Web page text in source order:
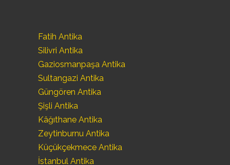
Fatih Antika
Silivri Antika
Gaziosmanpaşa Antika
Sultangazi Antika
Güngören Antika
Şişli Antika
Kâğıthane Antika
Zeytinburnu Antika
Küçükçekmece Antika
İstanbul Antika